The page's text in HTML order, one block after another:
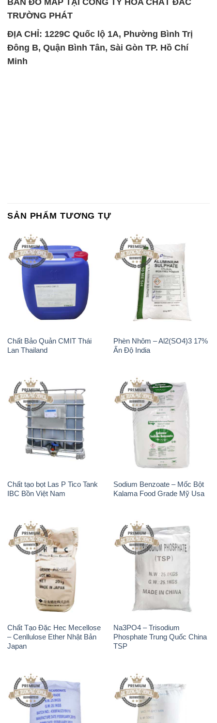
BẢN ĐỒ MAP TẠI CÔNG TY HÓA CHẤT ĐẮC
TRƯỜNG PHÁT
ĐỊA CHỈ: 1229C Quốc lộ 1A, Phường Bình Trị
Đông B, Quận Bình Tân, Sài Gòn TP. Hồ Chí
Minh
SẢN PHẨM TƯƠNG TỰ
Chất Bảo Quản CMIT Thái
Lan Thailand
Phèn Nhôm – Al2(SO4)3 17%
Ấn Độ India
Chất tạo bọt Las P Tico Tank
IBC Bồn Việt Nam
Sodium Benzoate – Mốc Bột
Kalama Food Grade Mỹ Usa
Chất Tạo Đặc Hec Mecellose
– Cenllulose Ether Nhật Bản
Japan
Na3PO4 – Trisodium
Phosphate Trung Quốc China
TSP